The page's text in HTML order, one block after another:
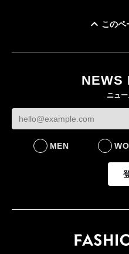
LIFESTYLE
社長
ら先は
このペ
NEWS
ニュ
MEN